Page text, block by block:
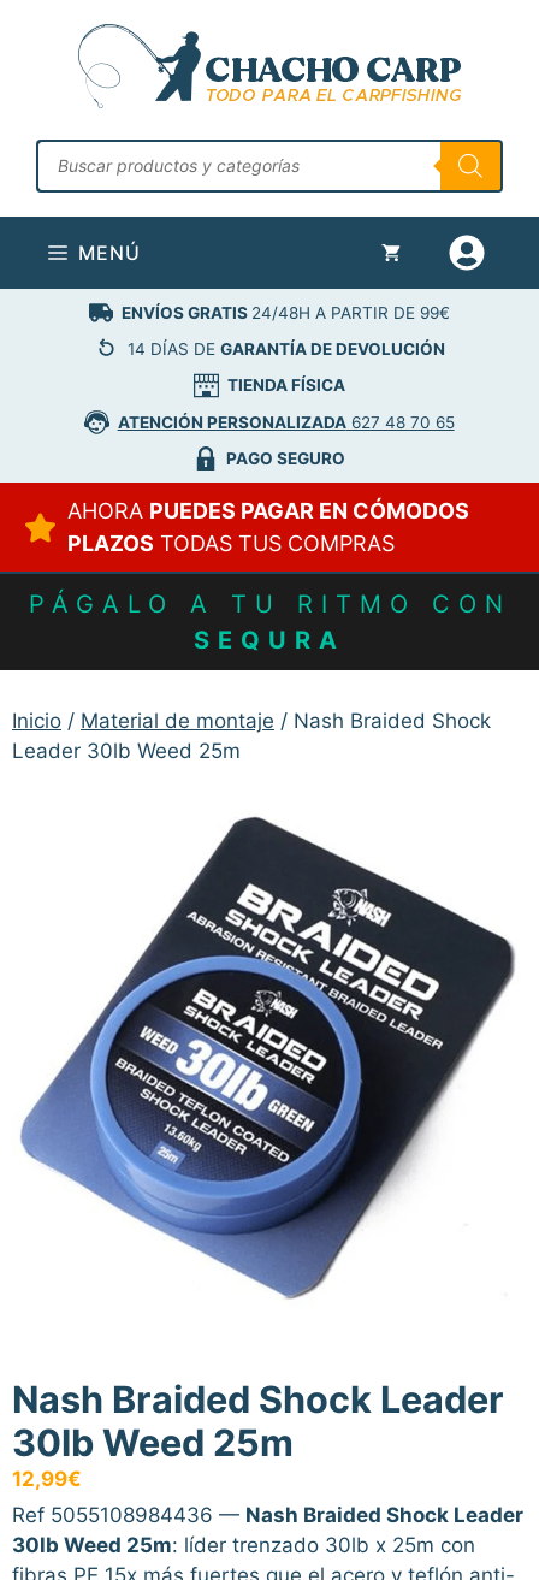
contenido
Búsqueda
de
productos
MENÚ
ENVÍOS GRATIS 24/48H A PARTIR DE 99€
14 DÍAS DE GARANTÍA DE DEVOLUCIÓN
TIENDA FÍSICA
ATENCIÓN PERSONALIZADA627 48 70 65
PAGO SEGURO
AHORA PUEDES PAGAR EN CÓMODOS
PLAZOS TODAS TUS COMPRAS
PÁGALO A TU RITMO CON
SEQURA
Inicio / Material de montaje / Nash Braided Shock
Leader 30lb Weed 25m
Nash Braided Shock Leader
30lb Weed 25m
12,99€
Ref 5055108984436 — Nash Braided Shock Leader
30lb Weed 25m: líder trenzado 30lb x 25m con